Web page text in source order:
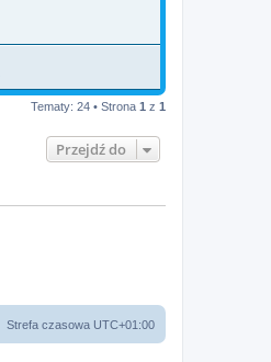
Tematy: 24 • Strona 1 z 1
Przejdź do
Strefa czasowa UTC+01:00